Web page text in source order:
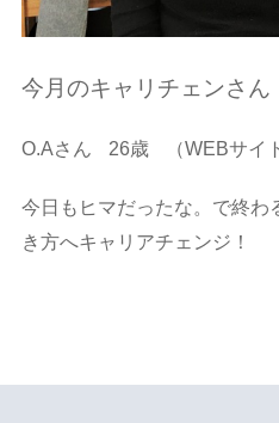
今月のキャリチェンさん
O.Aさん 26歳 （WEBサイ
今日もヒマだったな。で終わ
き方へキャリアチェンジ！